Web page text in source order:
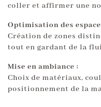
coller et affirmer une
Optimisation des
Création de zones
tout en gardant de la
Mise en ambiance :
Choix de matériaux,
positionnement de la